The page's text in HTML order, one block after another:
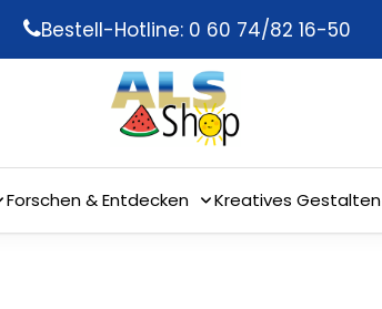
Bestell-Hotline: 0 60 74/82 16-50
Forschen & Entdecken Kreatives Gestalten